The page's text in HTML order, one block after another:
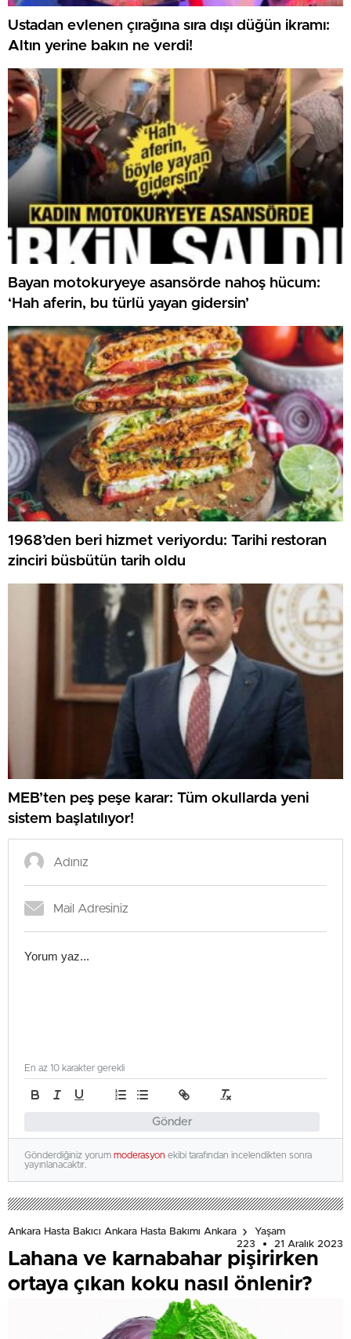
Ustadan evlenen çırağına sıra dışı düğün ikramı:
Altın yerine bakın ne verdi!
Bayan motokuryeye asansörde nahoş hücum:
‘Hah aferin, bu türlü yayan gidersin’
1968’den beri hizmet veriyordu: Tarihi restoran
zinciri büsbütün tarih oldu
MEB’ten peş peşe karar: Tüm okullarda yeni
sistem başlatılıyor!
Gönder
En az 10 karakter gerekli
Gönderdiğiniz yorum moderasyon ekibi tarafından incelendikten sonra
yayınlanacaktır.
Ankara Hasta Bakıcı Ankara Hasta Bakımı Ankara
Yaşam
223
21 Aralık 2023
Lahana ve karnabahar pişirirken
ortaya çıkan koku nasıl önlenir?